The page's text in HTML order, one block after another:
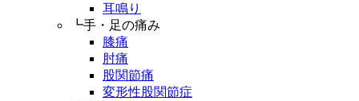
耳鳴り
┗手・足の痛み
膝痛
肘痛
股関節痛
変形性股関節症